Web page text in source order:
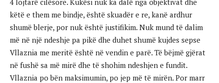
këtë e them me bindje, është skuadër e re, kanë ardhur
shumë blerje, por nuk është justifikim. Nuk mund të dalim
më në një ndeshje pa pikë dhe duhet shumë kujdes sepse
Vllaznia me meritë është në vendin e parë. Të bëjmë gjërat
në fushë sa më mirë dhe të shohim ndeshjen e fundit.
Vllaznia po bën maksimumin, po jep më të mirën. Por marr